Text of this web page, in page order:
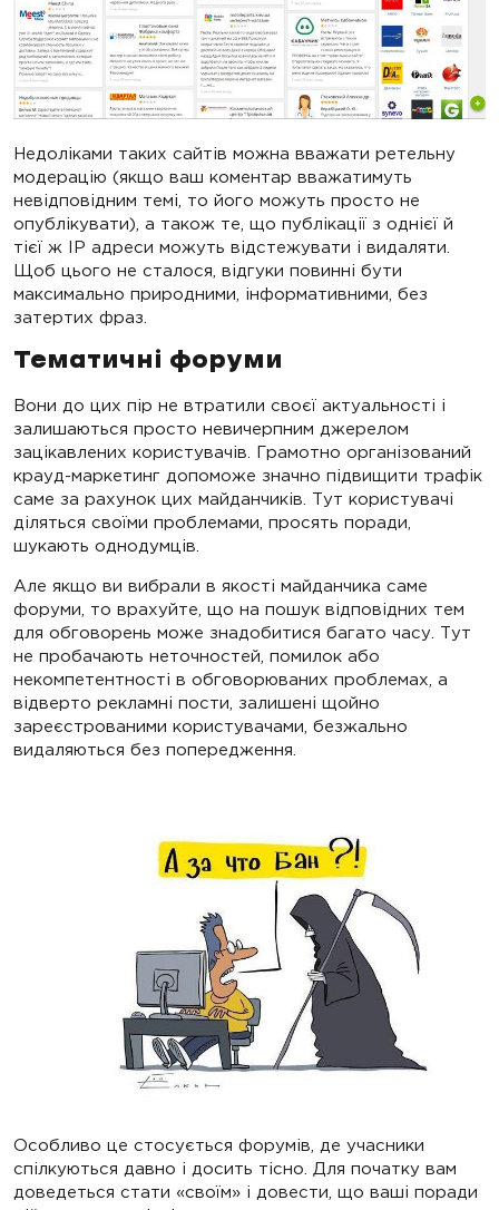
Недоліками таких сайтів можна вважати ретельну
модерацію (якщо ваш коментар вважатимуть
невідповідним темі, то його можуть просто не
опублікувати), а також те, що публікації з однієї й
тієї ж IP адреси можуть відстежувати і видаляти.
Щоб цього не сталося, відгуки повинні бути
максимально природними, інформативними, без
затертих фраз.
Тематичні форуми
Вони до цих пір не втратили своєї актуальності і
залишаються просто невичерпним джерелом
зацікавлених користувачів. Грамотно організований
крауд-маркетинг допоможе значно підвищити трафік
саме за рахунок цих майданчиків. Тут користувачі
діляться своїми проблемами, просять поради,
шукають однодумців.
Але якщо ви вибрали в якості майданчика саме
форуми, то врахуйте, що на пошук відповідних тем
для обговорень може знадобитися багато часу. Тут
не пробачають неточностей, помилок або
некомпетентності в обговорюваних проблемах, а
відверто рекламні пости, залишені щойно
зареєстрованими користувачами, безжально
видаляються без попередження.
Особливо це стосується форумів, де учасники
спілкуються давно і досить тісно. Для початку вам
доведеться стати «своїм» і довести, що ваші поради